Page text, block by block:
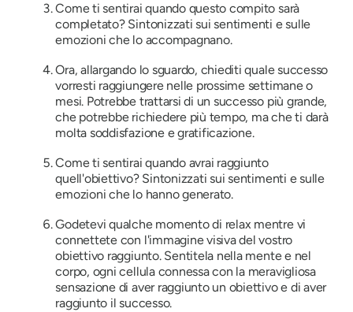
Come ti sentirai quando questo compito sarà
completato? Sintonizzati sui sentimenti e sulle
emozioni che lo accompagnano.
Ora, allargando lo sguardo, chiediti quale successo
vorresti raggiungere nelle prossime settimane o
mesi. Potrebbe trattarsi di un successo più grande,
che potrebbe richiedere più tempo, ma che ti darà
molta soddisfazione e gratificazione.
Come ti sentirai quando avrai raggiunto
quell'obiettivo? Sintonizzati sui sentimenti e sulle
emozioni che lo hanno generato.
Godetevi qualche momento di relax mentre vi
connettete con l'immagine visiva del vostro
obiettivo raggiunto. Sentitela nella mente e nel
corpo, ogni cellula connessa con la meravigliosa
sensazione di aver raggiunto un obiettivo e di aver
raggiunto il successo.